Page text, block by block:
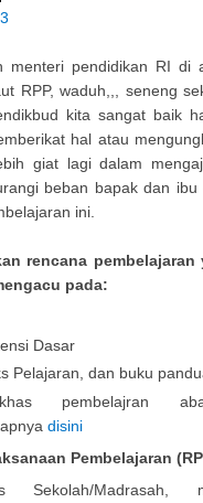
menteri pendidikan RI di
RPP, waduh,,, seneng
kita sangat baik
hal atau
giat lagi dalam
beban bapak dan
ini.
rencana
pada:
Dasar
Pelajaran, dan buku
pembelajran
disini
Pembelajaran
Sekolah/Madrasah,